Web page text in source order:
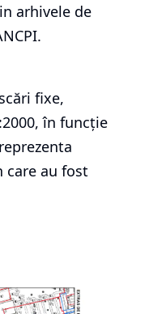
arhivele de
fixe,
în funcție
au fost